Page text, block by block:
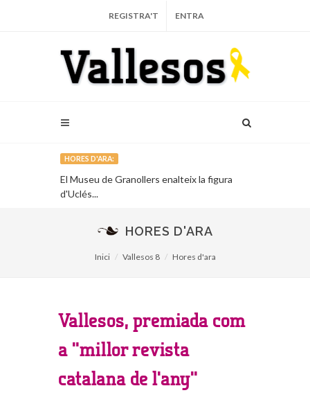
REGISTRA'T ENTRA
HORES D'ARA:
El Museu de Granollers enalteix la figura
d'Uclés...
HORES D'ARA
Inici Vallesos 8 Hores d'ara
Vallesos, premiada com
a "millor revista
catalana de l'any"